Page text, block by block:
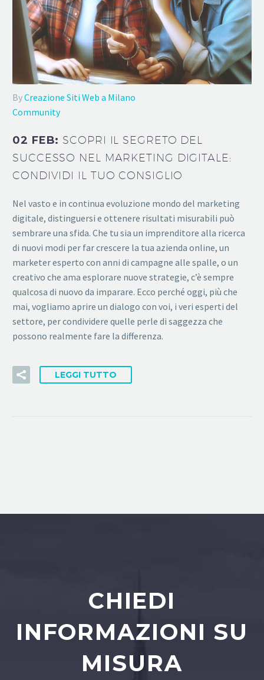
ByCreazione Siti Web a Milano
Community
02 FEB: SCOPRI IL SEGRETO DEL
SUCCESSO NEL MARKETING DIGITALE:
CONDIVIDI IL TUO CONSIGLIO
Nel vasto e in continua evoluzione mondo del marketing
digitale, distinguersi e ottenere risultati misurabili può
sembrare una sfida. Che tu sia un imprenditore alla ricerca
di nuovi modi per far crescere la tua azienda online, un
marketer esperto con anni di campagne alle spalle, o un
creativo che ama esplorare nuove strategie, c’è sempre
qualcosa di nuovo da imparare. Ecco perché oggi, più che
mai, vogliamo aprire un dialogo con voi, i veri esperti del
settore, per condividere quelle perle di saggezza che
possono realmente fare la differenza.
LEGGI TUTTO
CHIEDI
INFORMAZIONI SU
MISURA